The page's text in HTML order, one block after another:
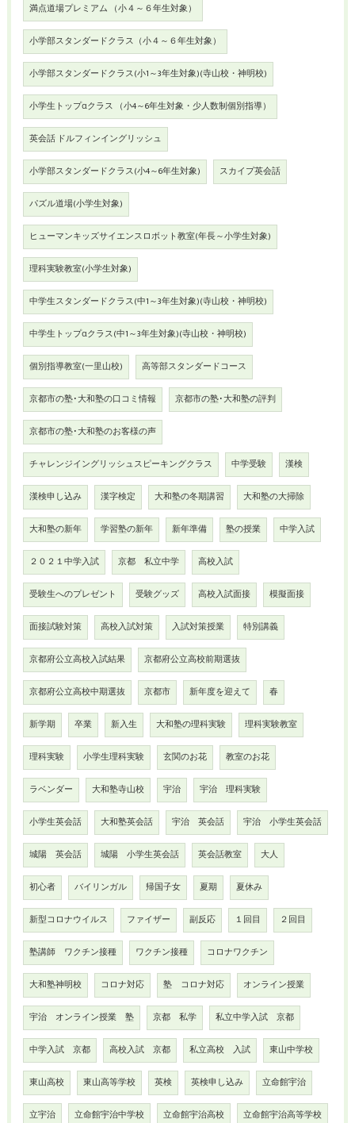
満点道場プレミアム （小４～６年生対象）
小学部スタンダードクラス（小４～６年生対象）
小学部スタンダードクラス(小1～3年生対象)(寺山校・神明校)
小学生トップαクラス （小4～6年生対象・少人数制個別指導）
英会話 ドルフィンイングリッシュ
小学部スタンダードクラス(小4～6年生対象) スカイプ英会話
パズル道場(小学生対象)
ヒューマンキッズサイエンスロボット教室(年長～小学生対象)
理科実験教室(小学生対象)
中学生スタンダードクラス(中1～3年生対象)(寺山校・神明校)
中学生トップαクラス(中1～3年生対象)(寺山校・神明校)
個別指導教室(一里山校) 高等部スタンダードコース
京都市の塾･大和塾の口コミ情報 京都市の塾･大和塾の評判
京都市の塾･大和塾のお客様の声
チャレンジイングリッシュスピーキングクラス 中学受験 漢検
漢検申し込み 漢字検定 大和塾の冬期講習 大和塾の大掃除
大和塾の新年 学習塾の新年 新年準備 塾の授業 中学入試
２０２１中学入試 京都 私立中学 高校入試
受験生へのプレゼント 受験グッズ 高校入試面接 模擬面接
面接試験対策 高校入試対策 入試対策授業 特別講義
京都府公立高校入試結果 京都府公立高校前期選抜
京都府公立高校中期選抜 京都市 新年度を迎えて 春
新学期 卒業 新入生 大和塾の理科実験 理科実験教室
理科実験 小学生理科実験 玄関のお花 教室のお花
ラベンダー 大和塾寺山校 宇治 宇治 理科実験
小学生英会話 大和塾英会話 宇治 英会話 宇治 小学生英会話
城陽 英会話 城陽 小学生英会話 英会話教室 大人
初心者 バイリンガル 帰国子女 夏期 夏休み
新型コロナウイルス ファイザー 副反応 １回目 ２回目
塾講師 ワクチン接種 ワクチン接種 コロナワクチン
大和塾神明校 コロナ対応 塾 コロナ対応 オンライン授業
宇治 オンライン授業 塾 京都 私学 私立中学入試 京都
中学入試 京都 高校入試 京都 私立高校 入試 東山中学校
東山高校 東山高等学校 英検 英検申し込み 立命館宇治
立宇治 立命館宇治中学校 立命館宇治高校 立命館宇治高等学校